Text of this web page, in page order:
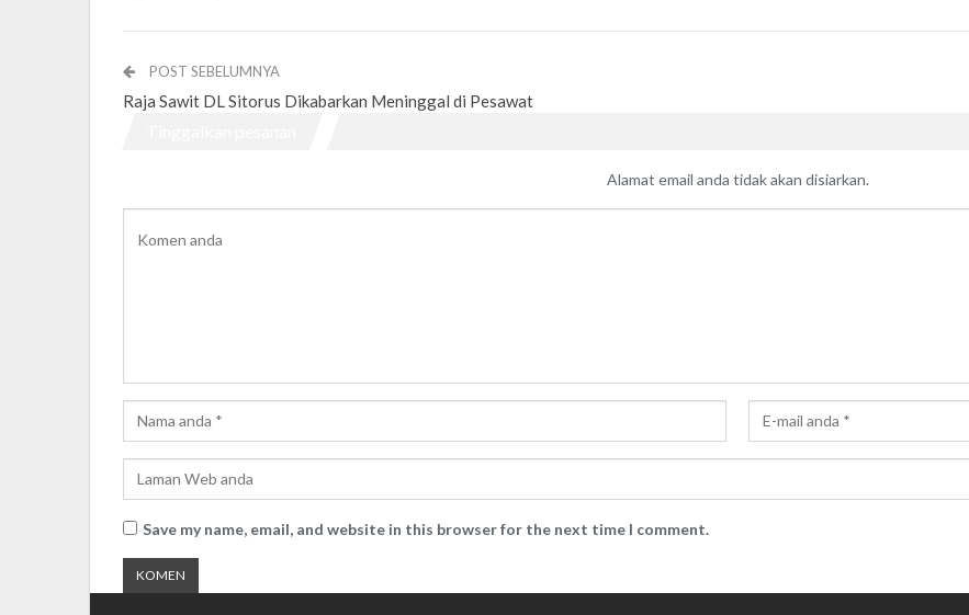
POST SEBELUMNYA
Raja Sawit DL Sitorus Dikabarkan Meninggal di Pesawat
Alamat email anda tidak akan disiarkan.
Save my name, email, and website in this browser for the next time I comment.